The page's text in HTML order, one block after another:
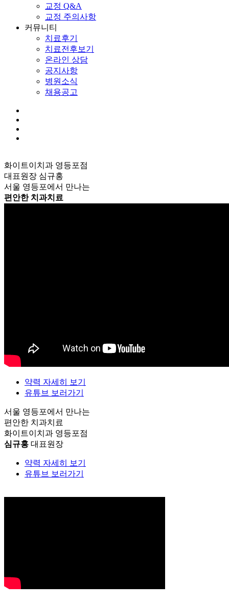
교정 Q&A
교정 주의사항
커뮤니티
치료후기
치료전후보기
온라인 상담
공지사항
병원소식
채용공고
화이트이치과 영등포점
대표원장 심규홍
서울 영등포에서 만나는
편안한 치과치료
약력 자세히 보기
유튜브 보러가기
서울 영등포에서 만나는
편안한 치과치료
화이트이치과 영등포점
심규홍 대표원장
약력 자세히 보기
유튜브 보러가기